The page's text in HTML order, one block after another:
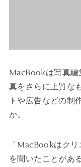
MacBookは写真編
真をさらに上質な
トや広告などの制
か。
「MacBookはク
を聞いたことがあ